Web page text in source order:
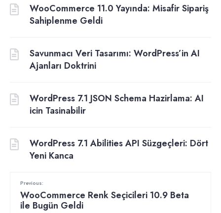
WooCommerce 11.0 Yayında: Misafir Sipariş
Sahiplenme Geldi
Savunmacı Veri Tasarımı: WordPress’in AI
Ajanları Doktrini
WordPress 7.1 JSON Schema Hazirlama: AI
icin Tasinabilir
WordPress 7.1 Abilities API Süzgeçleri: Dört
Yeni Kanca
Previous:
WooCommerce Renk Seçicileri 10.9 Beta
ile Bugün Geldi